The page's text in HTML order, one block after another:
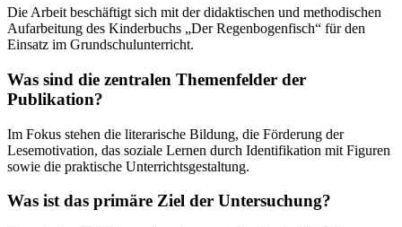
Die Arbeit beschäftigt sich mit der didaktischen und methodischen
Aufarbeitung des Kinderbuchs „Der Regenbogenfisch“ für den
Einsatz im Grundschulunterricht.
Was sind die zentralen Themenfelder der
Publikation?
Im Fokus stehen die literarische Bildung, die Förderung der
Lesemotivation, das soziale Lernen durch Identifikation mit Figuren
sowie die praktische Unterrichtsgestaltung.
Was ist das primäre Ziel der Untersuchung?